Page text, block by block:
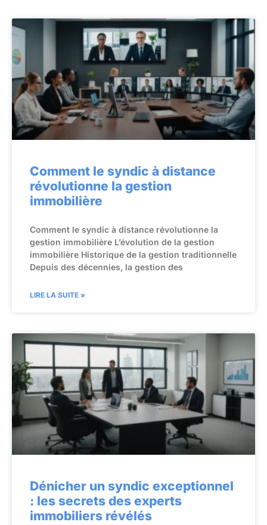
Comment le syndic à distance
révolutionne la gestion
immobilière
Comment le syndic à distance révolutionne la
gestion immobilière L’évolution de la gestion
immobilière Historique de la gestion traditionnelle
Depuis des décennies, la gestion des
LIRE LA SUITE »
Dénicher un syndic exceptionnel
: les secrets des experts
immobiliers révélés